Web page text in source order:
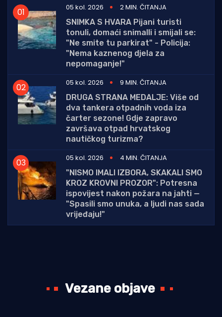
05 kol. 2026
2 MIN. ČITANJA
SNIMKA S HVARA Pijani turisti
tonuli, domaći snimalli i smijali se:
"Ne smite tu parkirat" - Policija:
"Nema kaznenog djela za
nepomaganje!"
05 kol. 2026
9 MIN. ČITANJA
DRUGA STRANA MEDALJE: Više od
dva tankera otpadnih voda iza
čarter sezone! Gdje zapravo
završava otpad hrvatskog
nautičkog turizma?
05 kol. 2026
4 MIN. ČITANJA
"NISMO IMALI IZBORA, SKAKALI SMO
KROZ KROVNI PROZOR": Potresna
ispovijest nakon požara na jahti —
"Spasili smo unuka, a ljudi nas sada
vrijeđaju!"
Vezane objave